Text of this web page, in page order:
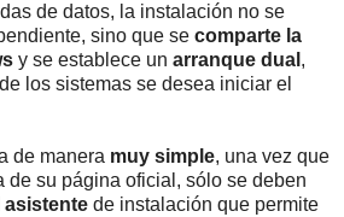
de datos, la instalación no se
sino que se comparte la
y se establece un arranque dual ,
los sistemas se desea iniciar el
de manera muy simple, una vez que
de su página oficial, sólo se deben
de instalación que permite